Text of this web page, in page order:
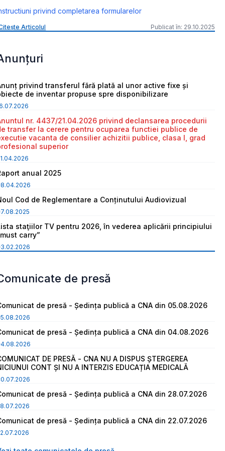
privind completarea formularelor
Articolul Publicat în: 29.10.2025
privind transferul fără plată al unor active fixe și
de inventar propuse spre disponibilizare
nr. 4437/21.04.2026 privind declansarea procedurii
transfer la cerere pentru ocuparea functiei publice de
vacanta de consilier achizitii publice, clasa I, grad
superior
anual 2025
Cod de Reglementare a Conținutului Audiovizual
staţiilor TV pentru 2026, în vederea aplicării principiului
carry”
de presă
de presă - Ședința publică a CNA din 05.08.2026
de presă - Ședința publică a CNA din 04.08.2026
DE PRESĂ - CNA NU A DISPUS ȘTERGEREA
CONT ȘI NU A INTERZIS EDUCAȚIA MEDICALĂ
de presă - Ședința publică a CNA din 28.07.2026
de presă - Ședința publică a CNA din 22.07.2026